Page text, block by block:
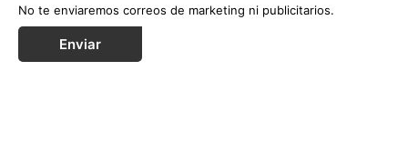
No te enviaremos correos de marketing ni publicitarios.
Enviar